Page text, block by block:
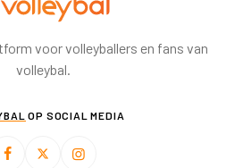
voor volleyballers en fans van
volleybal.
OP SOCIAL MEDIA